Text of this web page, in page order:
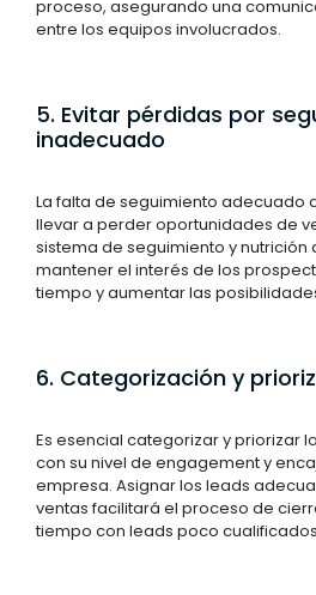
proceso, asegurando una
entre los equipos involucrados.
5. Evitar pérdidas por
inadecuado
La falta de seguimiento adecuado
llevar a perder oportunidades de
sistema de seguimiento y nutrición
mantener el interés de los
tiempo y aumentar las
6. Categorización y
Es esencial categorizar y priorizar
con su nivel de engagement y
empresa. Asignar los leads
ventas facilitará el proceso de
tiempo con leads poco